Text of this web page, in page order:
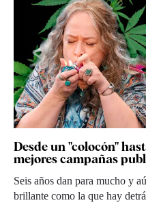
Desde un "colocón"
mejores campañas
Seis años dan para mucho y
brillante como la que hay